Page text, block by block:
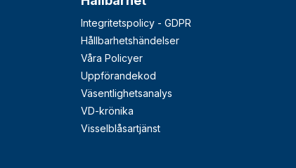
Integritetspolicy - GDPR
Hållbarhetshändelser
Våra Policyer
Uppförandekod
Väsentlighetsanalys
VD-krönika
Visselblåsartjänst